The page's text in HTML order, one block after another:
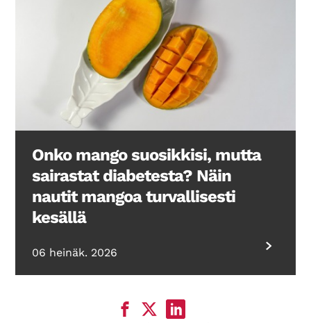
Onko mango suosikkisi, mutta
sairastat diabetesta? Näin
nautit mangoa turvallisesti
kesällä
06 heinäk. 2026